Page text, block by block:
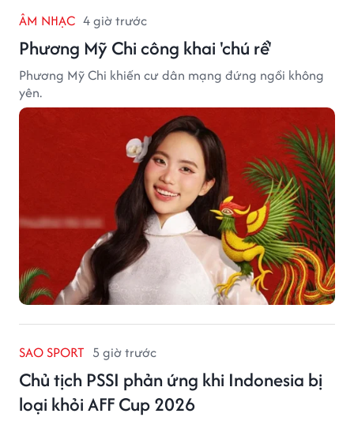
ÂM NHẠC 4 giờ trước
Phương Mỹ Chi công khai 'chú rể'
Phương Mỹ Chi khiến cư dân mạng đứng ngồi không
yên.
SAO SPORT 5 giờ trước
Chủ tịch PSSI phản ứng khi Indonesia bị
loại khỏi AFF Cup 2026